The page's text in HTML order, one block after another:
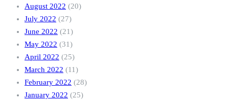
August 2022 (20)
July 2022 (27)
June 2022 (21)
May 2022 (31)
April 2022 (25)
March 2022 (11)
February 2022 (28)
January 2022 (25)